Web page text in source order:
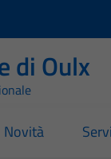
di Oulx
Novità